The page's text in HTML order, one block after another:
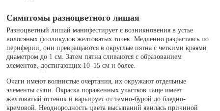
Симптомы разноцветного лишая
Разноцветный лишай манифестирует с возникновения в устье
волосяных фолликулов желтоватых точек. Медленно разрастаясь по
периферии, они превращаются в округлые пятна с четкими краями
диаметром до 1 см. Затем пятна сливаются с образованием
элементов, достигающих 10–15 см и более.
Очаги имеют волнистые очертания, их окружают отдельные
элементы сыпи. Окраска пораженных участков чаще имеет
желтоватый оттенок и варьирует от темно-бурой до бледно-
кремовой. Неоднородность цвета высыпаний явилась причиной